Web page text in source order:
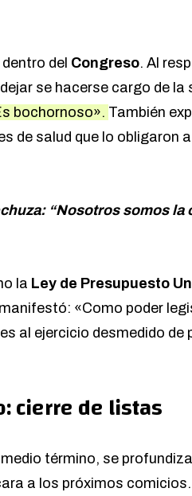
del Congreso. Al
se hacerse cargo de la
bochornoso». También
de salud que lo obligaron
“Nosotros somos la
la Ley de Presupuesto
manifestó: «Como poder
al ejercicio desmedido de
cierre de listas
término, se
a los próximos